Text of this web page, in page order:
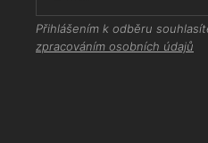
Přihlášením k odběru
zpracováním osobních údajů